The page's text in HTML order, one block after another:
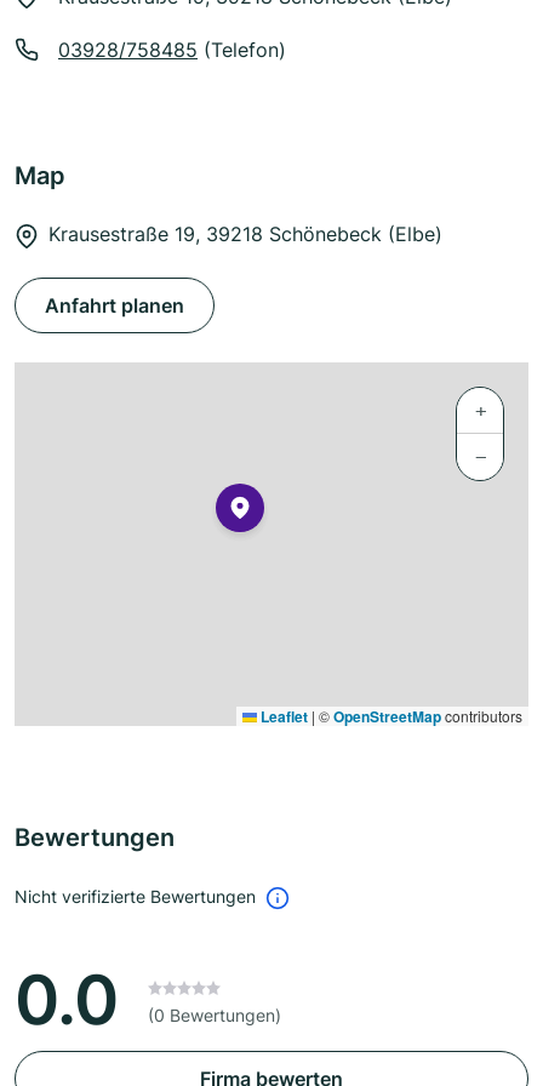
03928/758485 (Telefon)
Map
Krausestraße 19, 39218 Schönebeck (Elbe)
Anfahrt planen
+
−
Leaflet | ©OpenStreetMapcontributors
Bewertungen
Nicht verifizierte Bewertungen
0.0 (0 Bewertungen)
Firma bewerten